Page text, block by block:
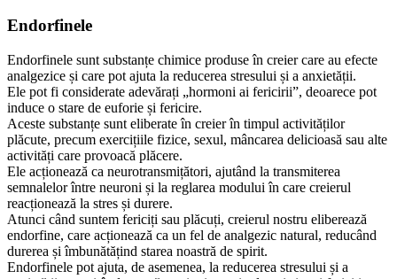
Endorfinele
Endorfinele sunt substanțe chimice produse în creier care au efecte
analgezice și care pot ajuta la reducerea stresului și a anxietății.
Ele pot fi considerate adevărați „hormoni ai fericirii”, deoarece pot
induce o stare de euforie și fericire.
Aceste substanțe sunt eliberate în creier în timpul activităților
plăcute, precum exercițiile fizice, sexul, mâncarea delicioasă sau alte
activități care provoacă plăcere.
Ele acționează ca neurotransmițători, ajutând la transmiterea
semnalelor între neuroni și la reglarea modului în care creierul
reacționează la stres și durere.
Atunci când suntem fericiți sau plăcuți, creierul nostru eliberează
endorfine, care acționează ca un fel de analgezic natural, reducând
durerea și îmbunătățind starea noastră de spirit.
Endorfinele pot ajuta, de asemenea, la reducerea stresului și a